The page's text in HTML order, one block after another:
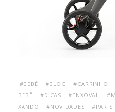
#BEBÊ #BLOG #CARRINHO
BEBÊ
#DICAS #ENXOVAL
XANDÓ
#NOVIDADES #PARIS